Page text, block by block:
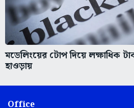
মডেলিংয়ের টোপ দিয়ে লক্ষাধিক
হাওড়ায়
Office